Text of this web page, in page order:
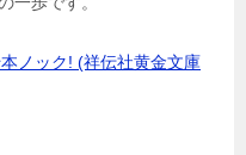
ノック! (祥伝社黄金文庫